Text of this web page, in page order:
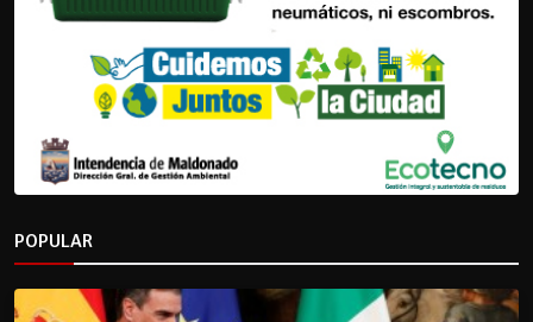
POPULAR